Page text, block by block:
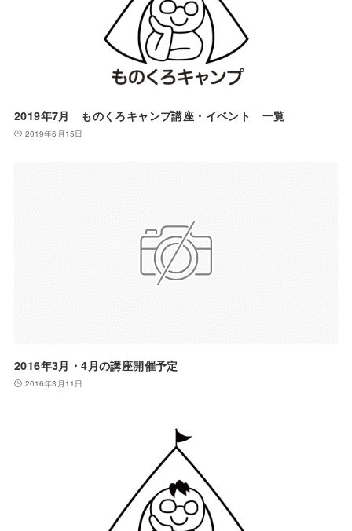
2019年7月 ものくろキャンプ講座・イベント 一覧
2019年6月15日
2016年3月・4月の講座開催予定
2016年3月11日